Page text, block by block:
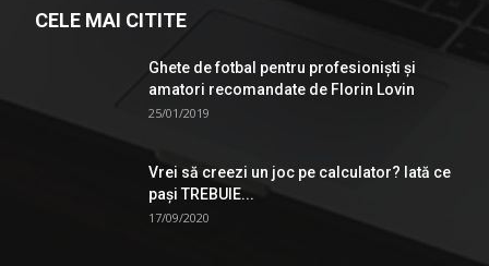
CELE MAI CITITE
Ghete de fotbal pentru profesionişti şi
amatori recomandate de Florin Lovin
25/01/2019
Vrei să creezi un joc pe calculator? Iată ce
pași TREBUIE...
17/09/2020